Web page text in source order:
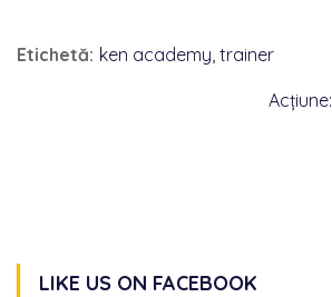
Etichetă: ken academy, trainer
Acțiune:
LIKE US ON FACEBOOK